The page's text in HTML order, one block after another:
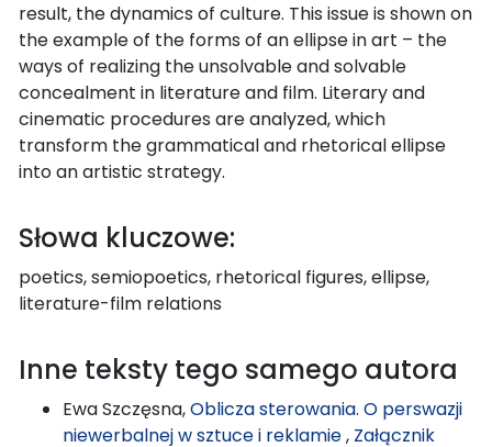
result, the dynamics of culture. This issue is shown on
the example of the forms of an ellipse in art – the
ways of realizing the unsolvable and solvable
concealment in literature and film. Literary and
cinematic procedures are analyzed, which
transform the grammatical and rhetorical ellipse
into an artistic strategy.
Słowa kluczowe:
poetics, semiopoetics, rhetorical figures, ellipse,
literature-film relations
Inne teksty tego samego autora
Ewa Szczęsna,Oblicza sterowania. O perswazji
niewerbalnej w sztuce i reklamie, Załącznik